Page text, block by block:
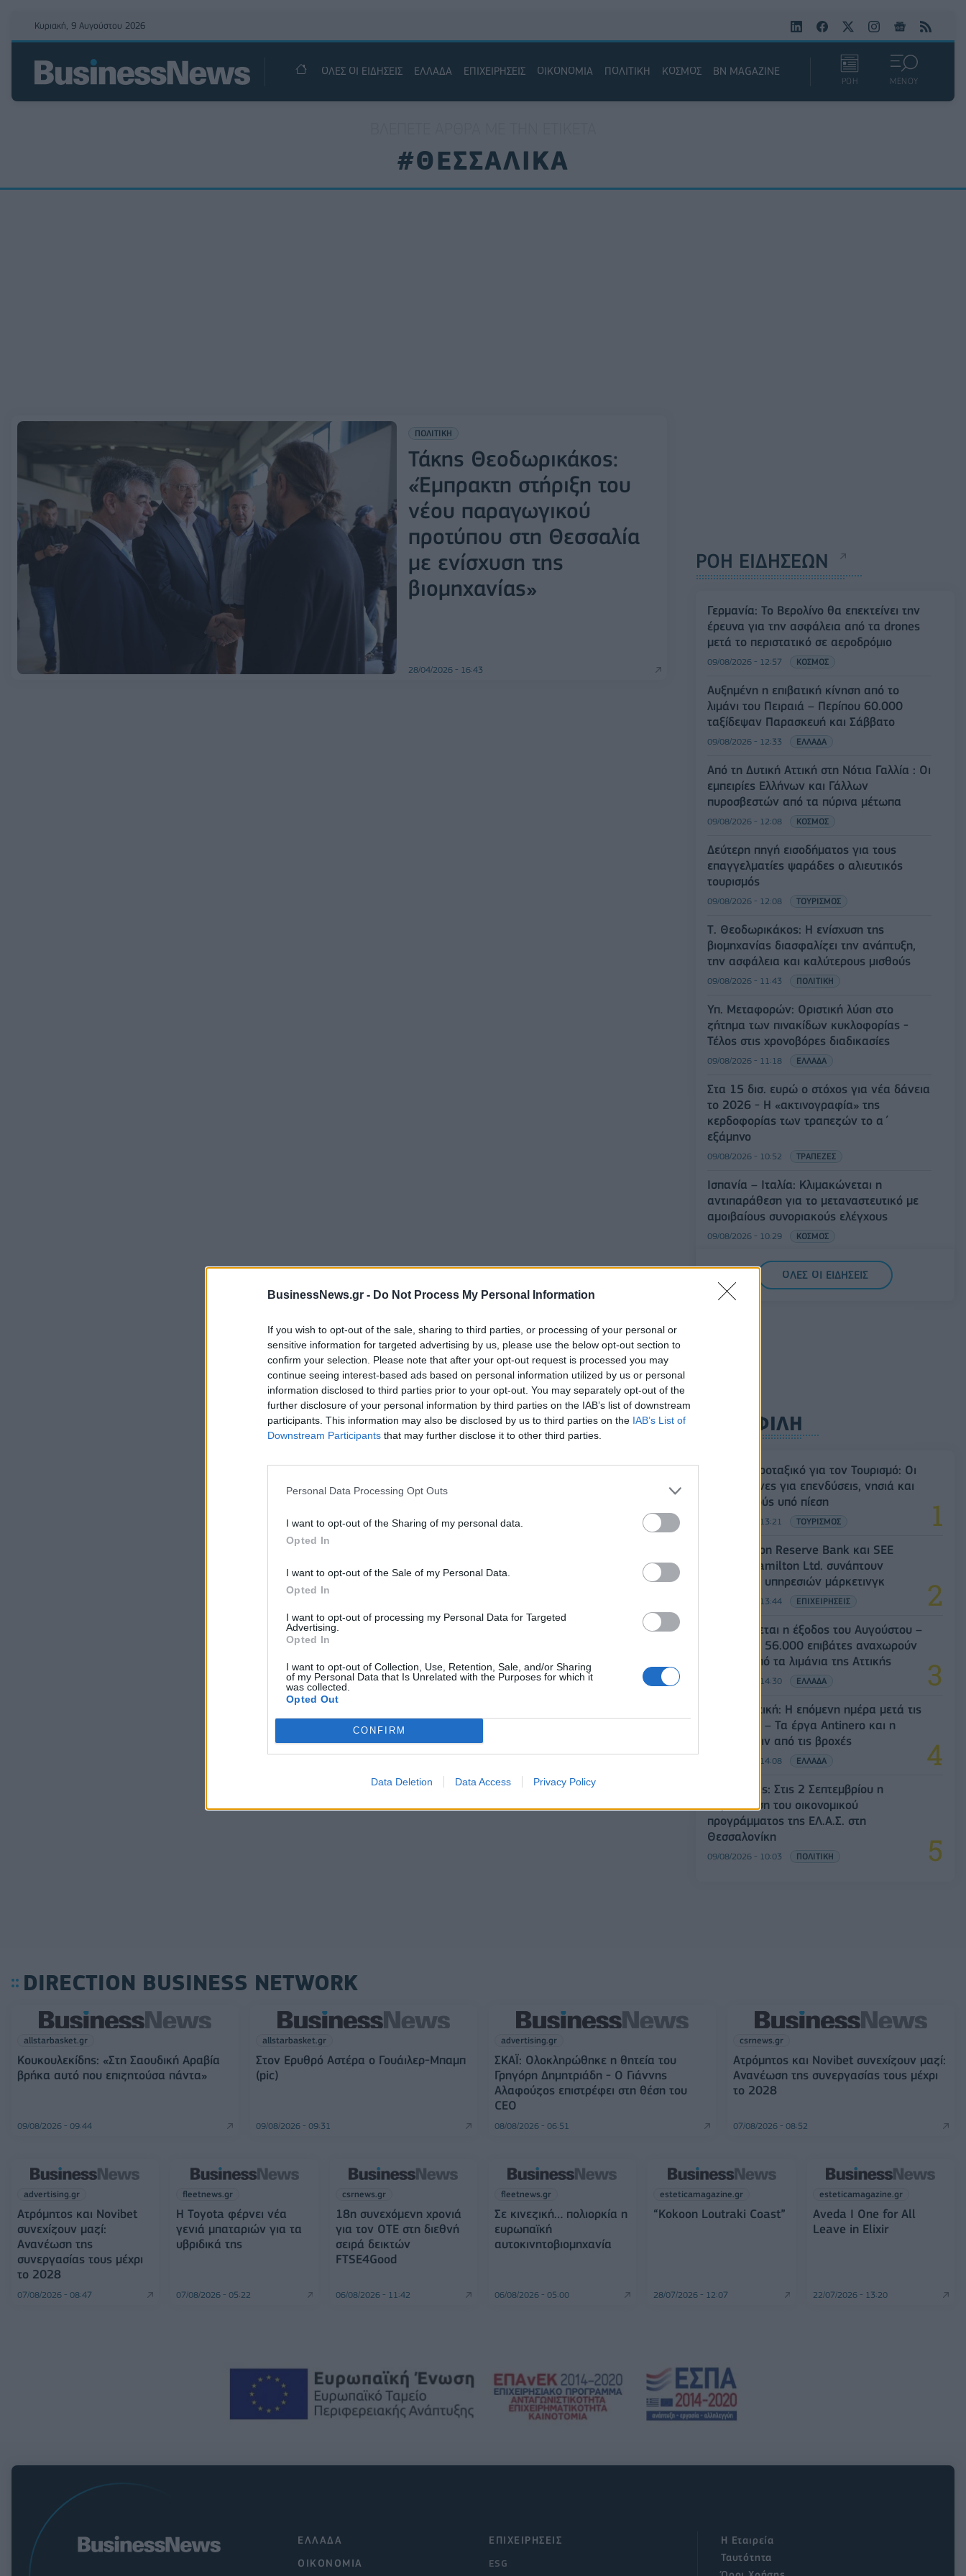
BusinessNews.gr - Do Not Process My Personal Information
If you wish to opt-out of the sale, sharing to third parties, or processing of your personal or
sensitive information for targeted advertising by us, please use the below opt-out section to
confirm your selection. Please note that after your opt-out request is processed you may
continue seeing interest-based ads based on personal information utilized by us or personal
information disclosed to third parties prior to your opt-out. You may separately opt-out of the
further disclosure of your personal information by third parties on the IAB’s list of downstream
participants. This information may also be disclosed by us to third parties on the IAB’s List of
Downstream Participants that may further disclose it to other third parties.
Personal Data Processing Opt Outs
I want to opt-out of the Sharing of my personal data.
Opted In
I want to opt-out of the Sale of my Personal Data.
Opted In
I want to opt-out of processing my Personal Data for Targeted
Advertising.
Opted In
I want to opt-out of Collection, Use, Retention, Sale, and/or Sharing
of my Personal Data that Is Unrelated with the Purposes for which it
was collected.
Opted Out
CONFIRM
Data Deletion Data Access Privacy Policy
Κυριακή, 9 Αυγούστου 2026
ΟΛΕΣ ΟΙ ΕΙΔΗΣΕΙΣ ΕΛΛΑΔΑ ΕΠΙΧΕΙΡΗΣΕΙΣ ΟΙΚΟΝΟΜΙΑ ΠΟΛΙΤΙΚΗ ΚΟΣΜΟΣ BN MAGAZINE
ΡΟΗ ΜΕΝΟΥ
#ΘΕΣΣΑΛΙΚΑ
ΠΟΛΙΤΙΚΗ
Τάκης Θεοδωρικάκος:
«Έμπρακτη στήριξη του
νέου παραγωγικού
προτύπου στη Θεσσαλία
με ενίσχυση της
βιομηχανίας»
28/04/2026 - 16:43
ΡΟΗ ΕΙΔΗΣΕΩΝ
Γερμανία: Το Βερολίνο θα επεκτείνει την
έρευνα για την ασφάλεια από τα drones
μετά το περιστατικό σε αεροδρόμιο
09/08/2026 - 12:57 ΚΟΣΜΟΣ
Αυξημένη η επιβατική κίνηση από το
λιμάνι του Πειραιά – Περίπου 60.000
ταξίδεψαν Παρασκευή και Σάββατο
09/08/2026 - 12:33 ΕΛΛΑΔΑ
Από τη Δυτική Αττική στη Νότια Γαλλία : Οι
εμπειρίες Ελλήνων και Γάλλων
πυροσβεστών από τα πύρινα μέτωπα
09/08/2026 - 12:08 ΚΟΣΜΟΣ
Δεύτερη πηγή εισοδήματος για τους
επαγγελματίες ψαράδες ο αλιευτικός
τουρισμός
09/08/2026 - 12:08 ΤΟΥΡΙΣΜΟΣ
Τ. Θεοδωρικάκος: Η ενίσχυση της
βιομηχανίας διασφαλίζει την ανάπτυξη,
την ασφάλεια και καλύτερους μισθούς
09/08/2026 - 11:43 ΠΟΛΙΤΙΚΗ
Υπ. Μεταφορών: Οριστική λύση στο
ζήτημα των πινακίδων κυκλοφορίας -
Τέλος στις χρονοβόρες διαδικασίες
09/08/2026 - 11:18 ΕΛΛΑΔΑ
Στα 15 δισ. ευρώ ο στόχος για νέα δάνεια
το 2026 - Η «ακτινογραφία» της
κερδοφορίας των τραπεζών το α΄
εξάμηνο
09/08/2026 - 10:52 ΤΡΑΠΕΖΕΣ
Ισπανία – Ιταλία: Κλιμακώνεται η
αντιπαράθεση για το μεταναστευτικό με
αμοιβαίους συνοριακούς ελέγχους
09/08/2026 - 10:29 ΚΟΣΜΟΣ
Αλ. Τσίπρας: Στις 2 Σεπτεμβρίου η
παρουσίαση του οικονομικού
προγράμματος της ΕΛ.Α.Σ. στη
ΟΛΕΣ ΟΙ ΕΙΔΗΣΕΙΣ
ΔΗΜΟΦΙΛΗ
Ειδικό Χωροταξικό για τον Τουρισμό: Οι
νέοι κανόνες για επενδύσεις, νησιά και
προορισμούς υπό πίεση
08/08/2026 - 13:21 ΤΟΥΡΙΣΜΟΣ
Οι Hamilton Reserve Bank και SEE
Capital Hamilton Ltd. συνάπτουν
συμφωνία υπηρεσιών μάρκετινγκ
08/08/2026 - 13:44 ΕΠΙΧΕΙΡΗΣΕΙΣ
Κορυφώνεται η έξοδος του Αυγούστου –
Πάνω από 56.000 επιβάτες αναχωρούν
σήμερα από τα λιμάνια της Αττικής
08/08/2026 - 14:30 ΕΛΛΑΔΑ
Δυτική Αττική: Η επόμενη ημέρα μετά τις
πυρκαγιές – Τα έργα Antinero και η
«μάχη» πριν από τις βροχές
08/08/2026 - 14:08 ΕΛΛΑΔΑ
Αλ. Τσίπρας: Στις 2 Σεπτεμβρίου η
παρουσίαση του οικονομικού
προγράμματος της ΕΛ.Α.Σ. στη
Θεσσαλονίκη
09/08/2026 - 10:03 ΠΟΛΙΤΙΚΗ
DIRECTION BUSINESS NETWORK
allstarbasket.gr
Κουκουλεκίδης: «Στη Σαουδική Αραβία
βρήκα αυτό που επιζητούσα πάντα»
09/08/2026 - 09:44
allstarbasket.gr
Στον Ερυθρό Αστέρα ο Γουάιλερ-Μπαμπ
(pic)
09/08/2026 - 09:31
advertising.gr
ΣΚΑΪ: Ολοκληρώθηκε η θητεία του
Γρηγόρη Δημητριάδη - Ο Γιάννης
Αλαφούζος επιστρέφει στη θέση του
CEO
08/08/2026 - 06:51
csrnews.gr
Ατρόμητος και Novibet συνεχίζουν μαζί:
Ανανέωση της συνεργασίας τους μέχρι
το 2028
07/08/2026 - 08:52
advertising.gr
Ατρόμητος και Novibet
συνεχίζουν μαζί:
Ανανέωση της
συνεργασίας τους μέχρι
το 2028
07/08/2026 - 08:47
fleetnews.gr
Η Toyota φέρνει νέα
γενιά μπαταριών για τα
υβριδικά της
07/08/2026 - 05:22
csrnews.gr
18η συνεχόμενη χρονιά
για τον ΟΤΕ στη διεθνή
σειρά δεικτών
FTSE4Good
06/08/2026 - 11:42
fleetnews.gr
Σε κινεζική… πολιορκία η
ευρωπαϊκή
αυτοκινητοβιομηχανία
06/08/2026 - 05:00
esteticamagazine.gr
“Kokoon Loutraki Coast”
28/07/2026 - 12:07
esteticamagazine.gr
Aveda I One for All
Leave in Elixir
22/07/2026 - 13:20
ΕΠΙΧΕΙΡΗΣΕΙΣ
ESG
ΕΛΛΑΔΑ
ΟΙΚΟΝΟΜΙΑ
Η Εταιρεία
Ταυτότητα